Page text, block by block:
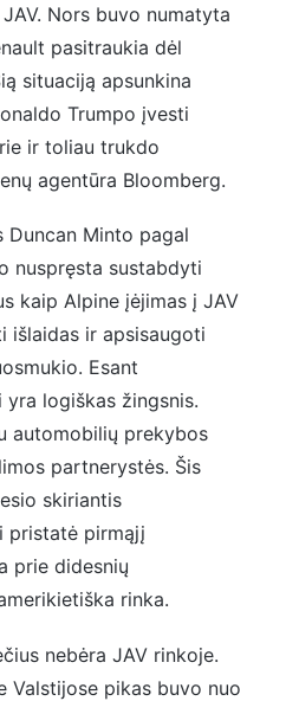
Nors buvo numatyta
pasitraukia dėl
situaciją apsunkina
Trumpo įvesti
ir toliau trukdo
agentūra Bloomberg.
Duncan Minto pagal
nuspręsta sustabdyti
kaip Alpine įėjimas į JAV
išlaidas ir apsisaugoti
Esant
logiškas žingsnis.
automobilių prekybos
partnerystės. Šis
skiriantis
pristatė pirmąjį
prie didesnių
rinka.
nebėra JAV rinkoje.
Valstijose pikas buvo nuo